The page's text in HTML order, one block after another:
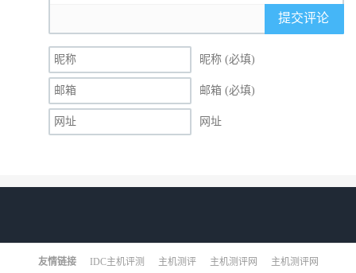
提交评论
昵称 (必填)
邮箱 (必填)
网址
友情链接 IDC主机评测 主机测评 主机测评网
主机测评网